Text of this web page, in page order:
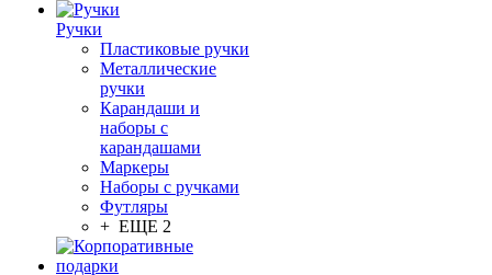
Ручки
Пластиковые ручки
Металлические
ручки
Карандаши и
наборы с
карандашами
Маркеры
Наборы с ручками
Футляры
+ ЕЩЕ 2